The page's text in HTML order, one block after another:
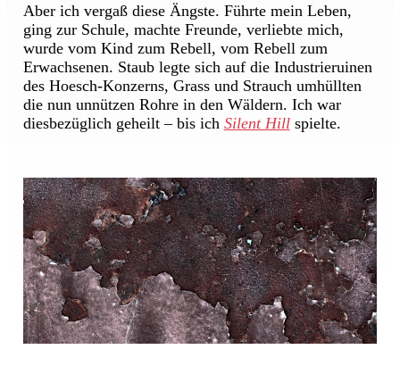
Aber ich vergaß diese Ängste. Führte mein Leben,
ging zur Schule, machte Freunde, verliebte mich,
wurde vom Kind zum Rebell, vom Rebell zum
Erwachsenen. Staub legte sich auf die Industrieruinen
des Hoesch-Konzerns, Grass und Strauch umhüllten
die nun unnützen Rohre in den Wäldern. Ich war
diesbezüglich geheilt – bis ich Silent Hillspielte.